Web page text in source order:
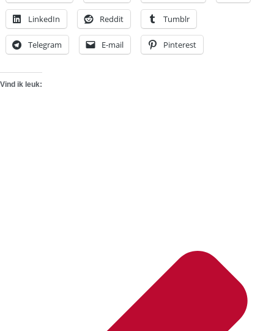
LinkedIn Reddit Tumblr
Telegram E-mail Pinterest
Vind ik leuk: